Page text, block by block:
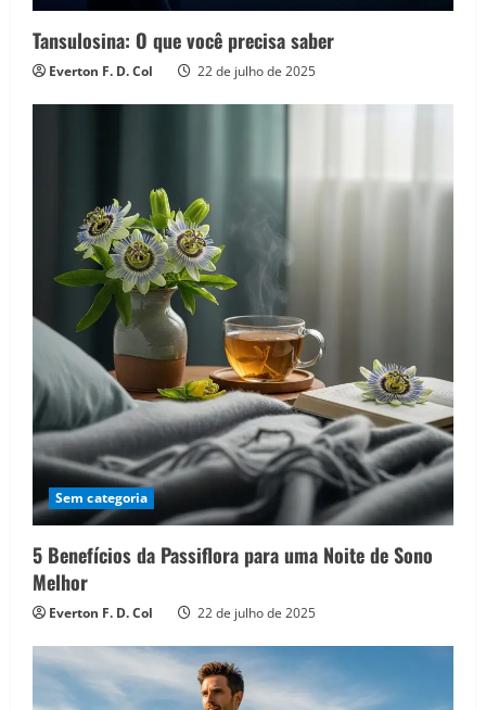
Tansulosina: O que você precisa saber
Everton F. D. Col 22 de julho de 2025
Sem categoria
5 Benefícios da Passiflora para uma Noite de Sono
Melhor
Everton F. D. Col 22 de julho de 2025